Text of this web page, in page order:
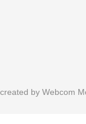
created by Webcom